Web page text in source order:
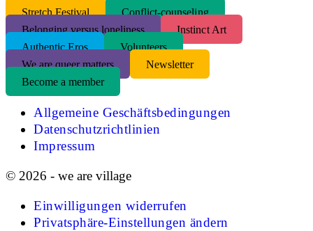
Stretch Festival
Conflict-counseling
Belonging versus loneliness
Instinct Art
Authentic Eros
Volunteers
We are queer matters
Newsletter
Become a member
Allgemeine Geschäftsbedingungen
Datenschutzrichtlinien
Impressum
© 2026 - we are village
Einwilligungen widerrufen
Privatsphäre-Einstellungen ändern